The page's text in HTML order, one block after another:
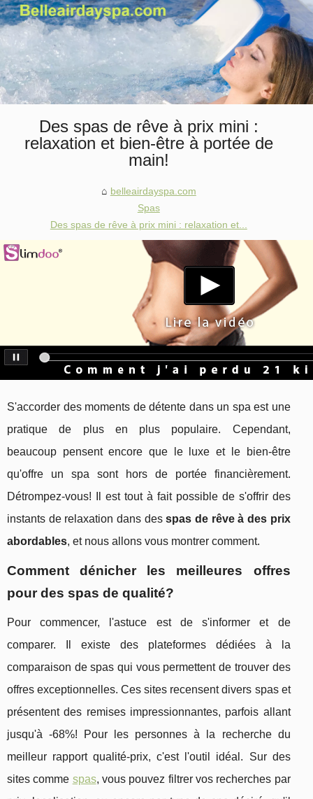
Des spas de rêve à prix mini :
relaxation et bien-être à portée de
main!
belleairdayspa.com
Spas
Des spas de rêve à prix mini : relaxation et...
S'accorder des moments de détente dans un spa est une
pratique de plus en plus populaire. Cependant,
beaucoup pensent encore que le luxe et le bien-être
qu'offre un spa sont hors de portée financièrement.
Détrompez-vous! Il est tout à fait possible de s'offrir des
instants de relaxation dans desspas de rêve à des prix
abordables, et nous allons vous montrer comment.
Comment dénicher les meilleures offres
pour des spas de qualité?
Pour commencer, l'astuce est de s'informer et de
comparer. Il existe des plateformes dédiées à la
comparaison de spas qui vous permettent de trouver des
offres exceptionnelles. Ces sites recensent divers spas et
présentent des remises impressionnantes, parfois allant
jusqu'à -68%! Pour les personnes à la recherche du
meilleur rapport qualité-prix, c'est l'outil idéal. Sur des
sites comme spas, vous pouvez filtrer vos recherches par